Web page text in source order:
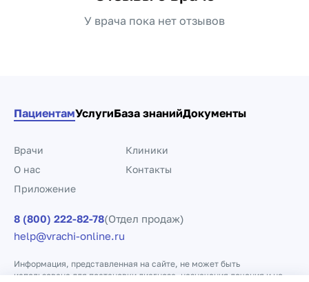
У врача пока нет отзывов
ПациентамУслугиБаза знанийДокументы
Врачи
Клиники
О нас
Контакты
Приложение
8 (800) 222-82-78(Отдел продаж)
help@vrachi-online.ru
Информация, представленная на сайте, не может быть
использована для постановки диагноза, назначения лечения и не